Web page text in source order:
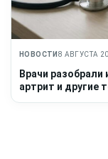
НОВОСТИ 8 АВГУСТА
Врачи разобрали
артрит и другие